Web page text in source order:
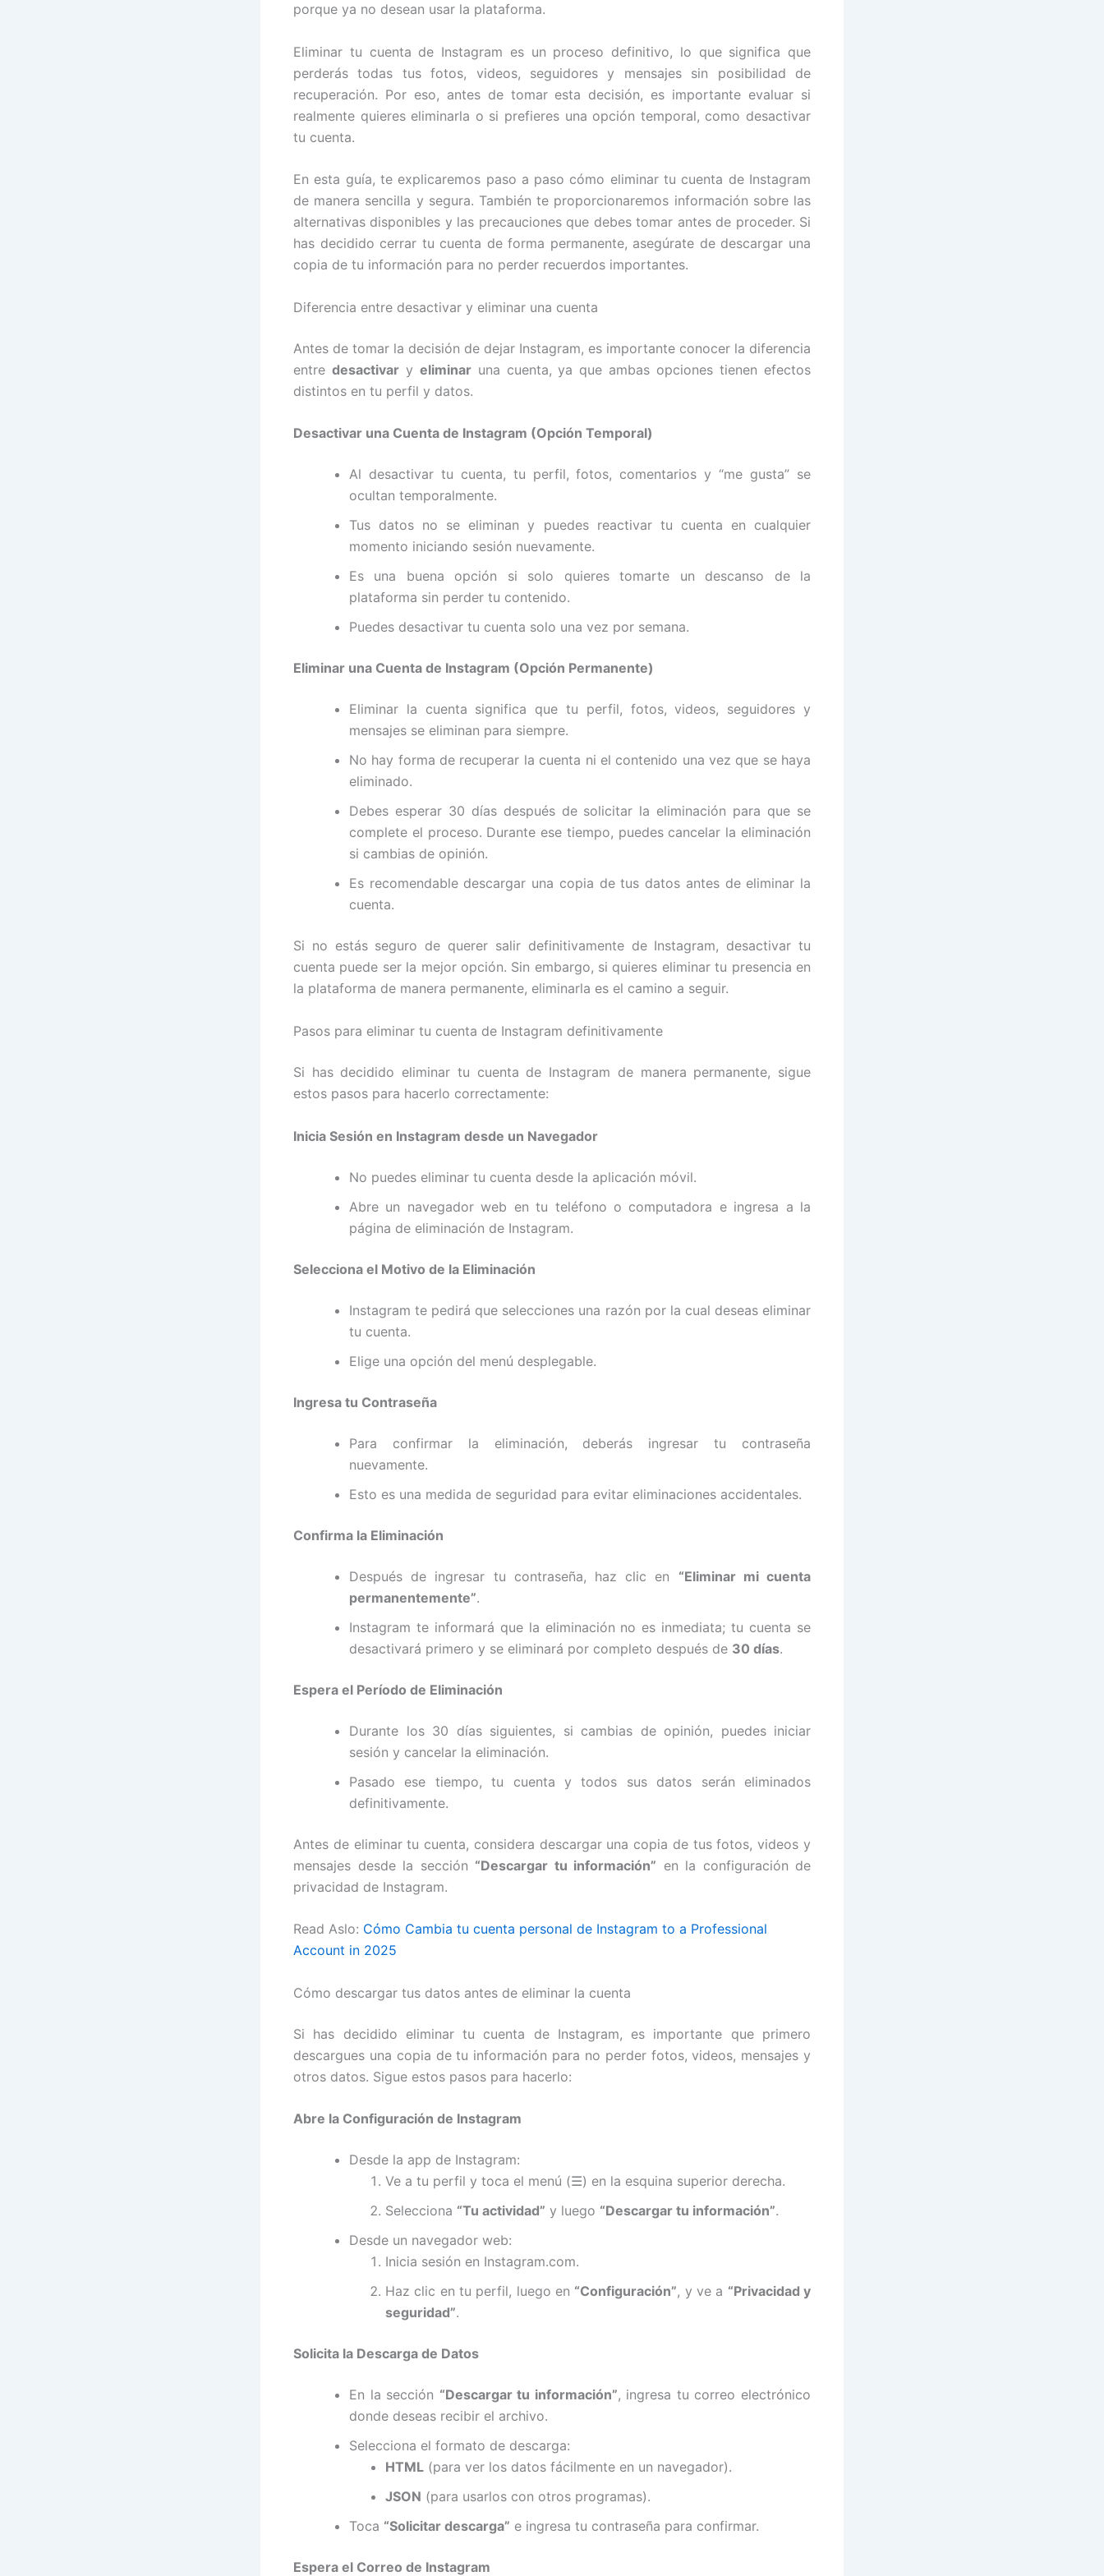
porque ya no desean usar la plataforma.
Eliminar tu cuenta de Instagram es un proceso definitivo, lo que significa que
perderás todas tus fotos, videos, seguidores y mensajes sin posibilidad de
recuperación. Por eso, antes de tomar esta decisión, es importante evaluar si
realmente quieres eliminarla o si prefieres una opción temporal, como desactivar
tu cuenta.
En esta guía, te explicaremos paso a paso cómo eliminar tu cuenta de Instagram
de manera sencilla y segura. También te proporcionaremos información sobre las
alternativas disponibles y las precauciones que debes tomar antes de proceder. Si
has decidido cerrar tu cuenta de forma permanente, asegúrate de descargar una
copia de tu información para no perder recuerdos importantes.
Diferencia entre desactivar y eliminar una cuenta
Antes de tomar la decisión de dejar Instagram, es importante conocer la diferencia
entre desactivary eliminaruna cuenta, ya que ambas opciones tienen efectos
distintos en tu perfil y datos.
Desactivar una Cuenta de Instagram (Opción Temporal)
Al desactivar tu cuenta, tu perfil, fotos, comentarios y “me gusta” se
ocultan temporalmente.
Tus datos no se eliminan y puedes reactivar tu cuenta en cualquier
momento iniciando sesión nuevamente.
Es una buena opción si solo quieres tomarte un descanso de la
plataforma sin perder tu contenido.
Puedes desactivar tu cuenta solo una vez por semana.
Eliminar una Cuenta de Instagram (Opción Permanente)
Eliminar la cuenta significa que tu perfil, fotos, videos, seguidores y
mensajes se eliminan para siempre.
No hay forma de recuperar la cuenta ni el contenido una vez que se haya
eliminado.
Debes esperar 30 días después de solicitar la eliminación para que se
complete el proceso. Durante ese tiempo, puedes cancelar la eliminación
si cambias de opinión.
Es recomendable descargar una copia de tus datos antes de eliminar la
cuenta.
Si no estás seguro de querer salir definitivamente de Instagram, desactivar tu
cuenta puede ser la mejor opción. Sin embargo, si quieres eliminar tu presencia en
la plataforma de manera permanente, eliminarla es el camino a seguir.
Pasos para eliminar tu cuenta de Instagram definitivamente
Si has decidido eliminar tu cuenta de Instagram de manera permanente, sigue
estos pasos para hacerlo correctamente:
Inicia Sesión en Instagram desde un Navegador
No puedes eliminar tu cuenta desde la aplicación móvil.
Abre un navegador web en tu teléfono o computadora e ingresa a la
página de eliminación de Instagram.
Selecciona el Motivo de la Eliminación
Instagram te pedirá que selecciones una razón por la cual deseas eliminar
tu cuenta.
Elige una opción del menú desplegable.
Ingresa tu Contraseña
Para confirmar la eliminación, deberás ingresar tu contraseña
nuevamente.
Esto es una medida de seguridad para evitar eliminaciones accidentales.
Confirma la Eliminación
Después de ingresar tu contraseña, haz clic en “Eliminar mi cuenta
permanentemente”.
Instagram te informará que la eliminación no es inmediata; tu cuenta se
desactivará primero y se eliminará por completo después de 30 días.
Espera el Período de Eliminación
Durante los 30 días siguientes, si cambias de opinión, puedes iniciar
sesión y cancelar la eliminación.
Pasado ese tiempo, tu cuenta y todos sus datos serán eliminados
definitivamente.
Antes de eliminar tu cuenta, considera descargar una copia de tus fotos, videos y
mensajes desde la sección “Descargar tu información” en la configuración de
privacidad de Instagram.
Read Aslo: Cómo Cambia tu cuenta personal de Instagram to a Professional
Account in 2025
Cómo descargar tus datos antes de eliminar la cuenta
Si has decidido eliminar tu cuenta de Instagram, es importante que primero
descargues una copia de tu información para no perder fotos, videos, mensajes y
otros datos. Sigue estos pasos para hacerlo:
Abre la Configuración de Instagram
Desde la app de Instagram:
Ve a tu perfil y toca el menú (☰) en la esquina superior derecha.
Selecciona “Tu actividad” y luego “Descargar tu información”.
Desde un navegador web:
Inicia sesión en Instagram.com.
Haz clic en tu perfil, luego en “Configuración”, y ve a “Privacidad y
seguridad”.
Solicita la Descarga de Datos
En la sección “Descargar tu información”, ingresa tu correo electrónico
donde deseas recibir el archivo.
Selecciona el formato de descarga:
HTML (para ver los datos fácilmente en un navegador).
JSON (para usarlos con otros programas).
Toca “Solicitar descarga” e ingresa tu contraseña para confirmar.
Espera el Correo de Instagram